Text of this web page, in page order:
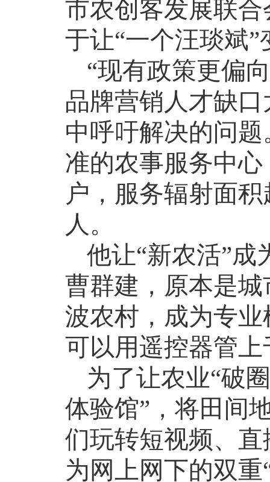
市农创客发展联
于让“一个汪琰斌
“现有政策更偏
品牌营销人才缺
中呼吁解决的问
准的农事服务中
户，服务辐射面积
人。
他让“新农活”成
曹群建，原本是
波农村，成为专
可以用遥控器管上
为了让农业“破
体验馆”，将田间
们玩转短视频、
为网上网下的双重